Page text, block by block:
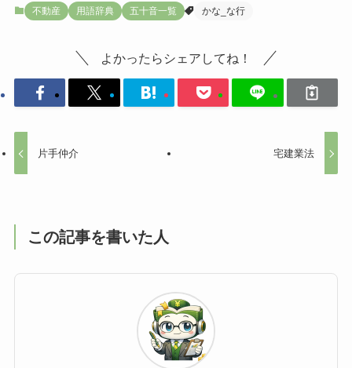
不動産 用語辞典 五十音一覧 かな_な行
よかったらシェアしてね！
片手仲介 宅建業法
この記事を書いた人